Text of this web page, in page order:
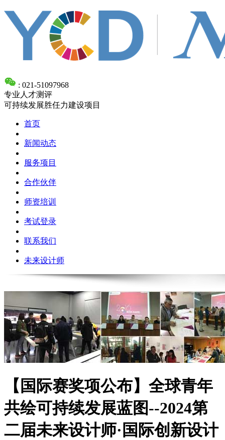
: 021-51097968
专业人才测评
可持续发展胜任力建设项目
首页
新闻动态
服务项目
合作伙伴
师资培训
考试登录
联系我们
未来设计师
【国际赛奖项公布】全球青年
共绘可持续发展蓝图--2024第
二届未来设计师·国际创新设计